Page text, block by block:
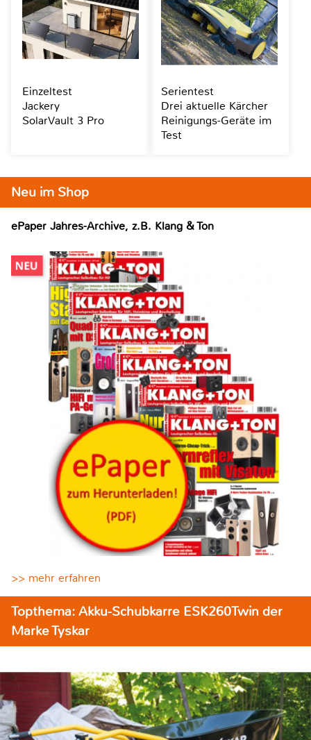
Neu im Shop
ePaper Jahres-Archive, z.B. Klang & Ton
>> mehr erfahren
Topthema: Akku-Schubkarre ESK260Twin der
Marke Tyskar
Einzeltest
Jackery
SolarVault 3 Pro
Serientest
Drei aktuelle Kärcher
Reinigungs-Geräte im
Test